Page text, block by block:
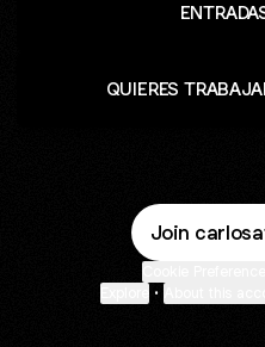
QUIERES
Join
•